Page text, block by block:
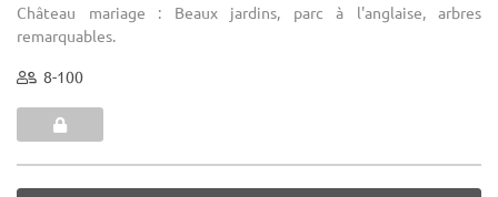
Château mariage : Beaux jardins, parc à l'anglaise, arbres
remarquables.
8-100